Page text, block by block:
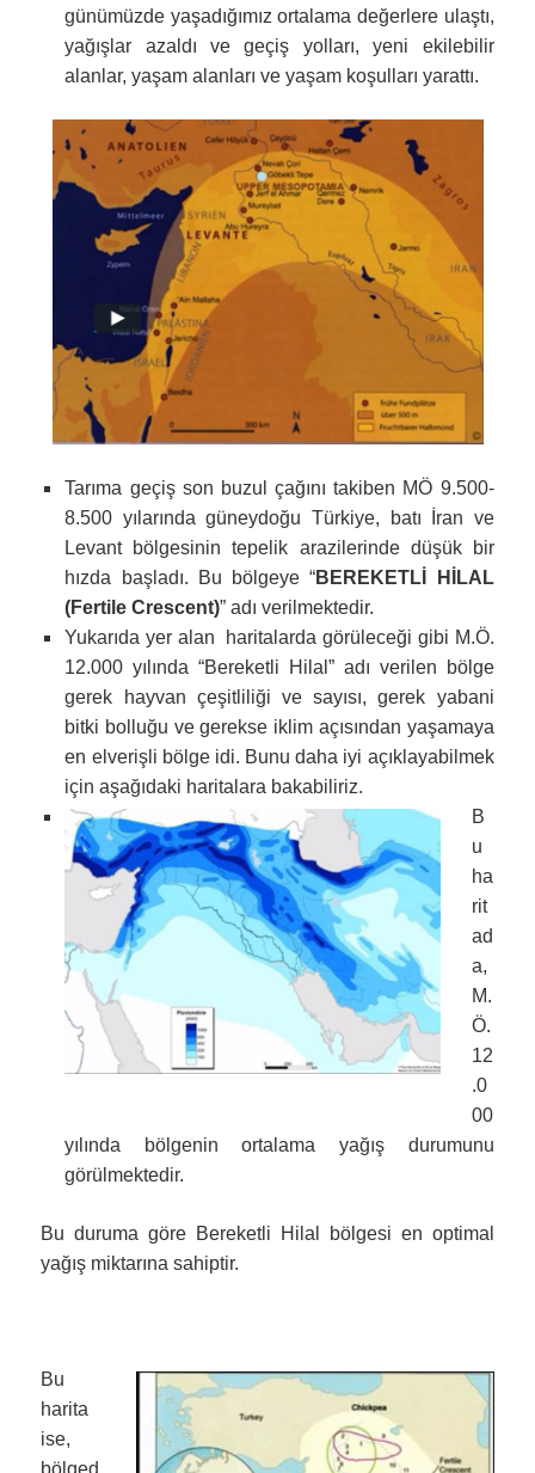
günümüzde yaşadığımız ortalama değerlere ulaştı,
yağışlar azaldı ve geçiş yolları, yeni ekilebilir
alanlar, yaşam alanları ve yaşam koşulları yarattı.
Tarıma geçiş son buzul çağını takiben MÖ 9.500-
8.500 yılarında güneydoğu Türkiye, batı İran ve
Levant bölgesinin tepelik arazilerinde düşük bir
hızda başladı. Bu bölgeye “BEREKETLİ HİLAL
(Fertile Crescent)” adı verilmektedir.
Yukarıda yer alan haritalarda görüleceği gibi M.Ö.
12.000 yılında “Bereketli Hilal” adı verilen bölge
gerek hayvan çeşitliliği ve sayısı, gerek yabani
bitki bolluğu ve gerekse iklim açısından yaşamaya
en elverişli bölge idi. Bunu daha iyi açıklayabilmek
için aşağıdaki haritalara bakabiliriz.
B
u
ha
rit
ad
a,
M.
Ö.
12
.0
00
yılında bölgenin ortalama yağış durumunu
görülmektedir.
Bu duruma göre Bereketli Hilal bölgesi en optimal
yağış miktarına sahiptir.
Bu
harita
ise,
bölged